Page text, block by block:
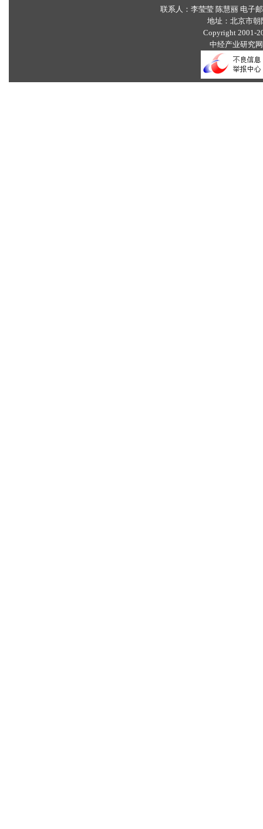
联系人：李莹莹 陈慧丽 电子
地址：北京市
Copyright 2001-
中经产业研究